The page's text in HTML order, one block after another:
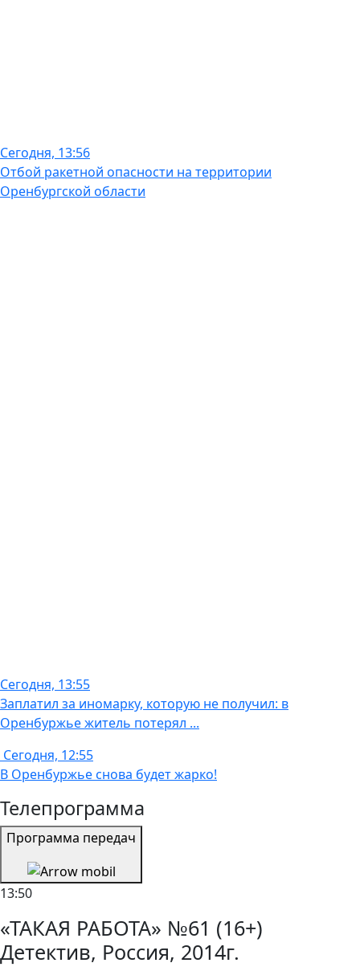
Сегодня, 13:56
Отбой ракетной опасности на территории
Оренбургской области
Сегодня, 13:55
Заплатил за иномарку, которую не получил: в
Оренбуржье житель потерял ...
Сегодня, 12:55
В Оренбуржье снова будет жарко!
Телепрограмма
Программа передач
13:50
«ТАКАЯ РАБОТА» №61 (16+)
Детектив, Россия, 2014г.